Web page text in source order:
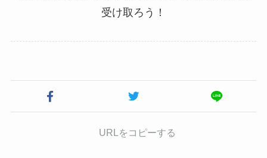
受け取ろう！
URLをコピーする